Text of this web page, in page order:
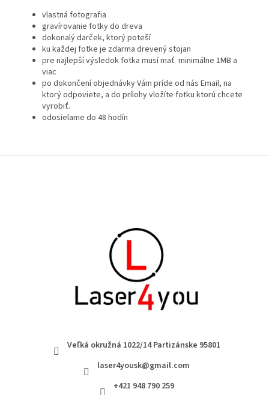
vlastná fotografia
gravírovanie fotky do dreva
dokonalý darček, ktorý poteší
ku každej fotke je zdarma drevený stojan
pre najlepší výsledok fotka musí mať minimálne 1MB a
viac
po dokončení objednávky Vám príde od nás Email, na
ktorý odpoviete, a do prílohy vložíte fotku ktorú chcete
vyrobiť.
odosielame do 48 hodín
Veľká okružná 1022/14 Partizánske 95801
laser4yousk@gmail.com
+421 948 790 259